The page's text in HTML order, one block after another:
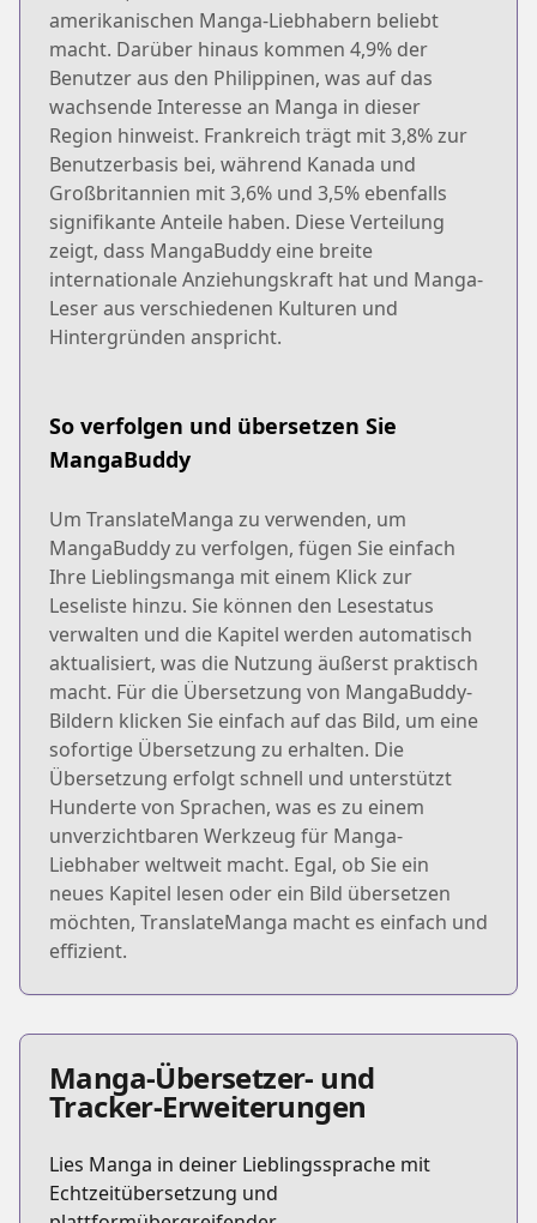
amerikanischen Manga-Liebhabern beliebt
macht. Darüber hinaus kommen 4,9% der
Benutzer aus den Philippinen, was auf das
wachsende Interesse an Manga in dieser
Region hinweist. Frankreich trägt mit 3,8% zur
Benutzerbasis bei, während Kanada und
Großbritannien mit 3,6% und 3,5% ebenfalls
signifikante Anteile haben. Diese Verteilung
zeigt, dass MangaBuddy eine breite
internationale Anziehungskraft hat und Manga-
Leser aus verschiedenen Kulturen und
Hintergründen anspricht.
So verfolgen und übersetzen Sie
MangaBuddy
Um TranslateManga zu verwenden, um
MangaBuddy zu verfolgen, fügen Sie einfach
Ihre Lieblingsmanga mit einem Klick zur
Leseliste hinzu. Sie können den Lesestatus
verwalten und die Kapitel werden automatisch
aktualisiert, was die Nutzung äußerst praktisch
macht. Für die Übersetzung von MangaBuddy-
Bildern klicken Sie einfach auf das Bild, um eine
sofortige Übersetzung zu erhalten. Die
Übersetzung erfolgt schnell und unterstützt
Hunderte von Sprachen, was es zu einem
unverzichtbaren Werkzeug für Manga-
Liebhaber weltweit macht. Egal, ob Sie ein
neues Kapitel lesen oder ein Bild übersetzen
möchten, TranslateManga macht es einfach und
effizient.
Manga-Übersetzer- und
Tracker-Erweiterungen
Lies Manga in deiner Lieblingssprache mit
Echtzeitübersetzung und